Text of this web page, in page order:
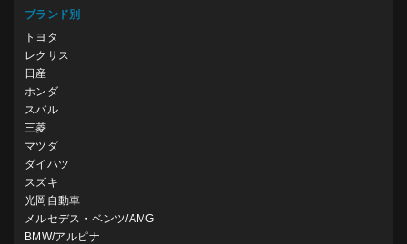
ブランド別
トヨタ
レクサス
日産
ホンダ
スバル
三菱
マツダ
ダイハツ
スズキ
光岡自動車
メルセデス・ベンツ/AMG
BMW/アルピナ